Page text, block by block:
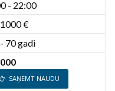
- 22:00
€
70 gadi
SAŅEMT NAUDU